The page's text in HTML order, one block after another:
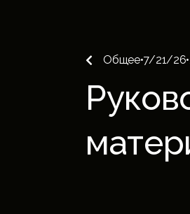
Общее•7/21/26•